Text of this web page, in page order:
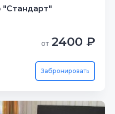
от 2400 ₽
Забронировать